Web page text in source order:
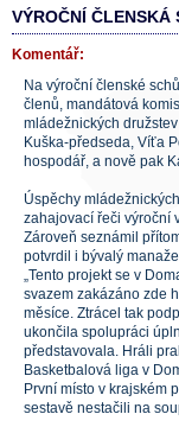
VÝROČNÍ ČLENSKÁ
Komentář:
Na výroční členské
členů, mandátová
mládežnických
Kuška-předseda, Víťa
hospodář, a nově pak
Úspěchy
zahajovací řeči výroční
Zároveň seznámil
potvrdil i bývalý
„Tento projekt se v
svazem zakázáno zde
měsíce. Ztrácel tak
ukončila spolupráci
představovala. Hráli
Basketbalová liga v
První místo v krajském
sestavě nestačili na